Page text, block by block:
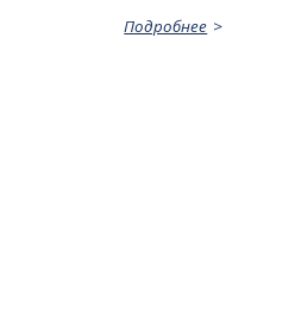
Подробнее